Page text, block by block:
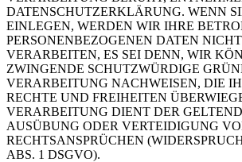
DATENSCHUTZERKLÄRUNG. WENN
EINLEGEN, WERDEN WIR IHRE
PERSONENBEZOGENEN DATEN
VERARBEITEN, ES SEI DENN, WIR
ZWINGENDE SCHUTZWÜRDIGE
VERARBEITUNG NACHWEISEN, DIE
RECHTE UND FREIHEITEN
VERARBEITUNG DIENT DER
AUSÜBUNG ODER VERTEIDIGUNG
RECHTSANSPRÜCHEN
ABS. 1 DSGVO).